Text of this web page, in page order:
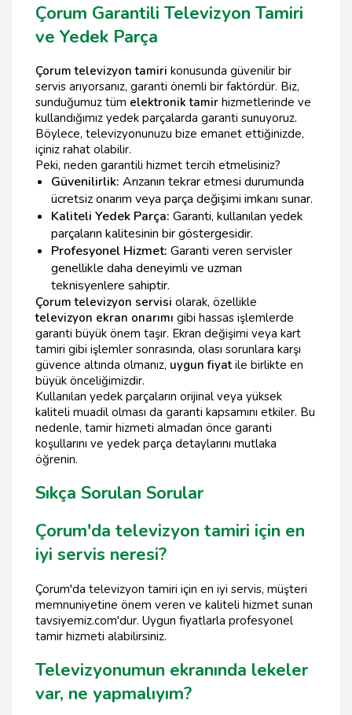
Çorum Garantili Televizyon Tamiri
ve Yedek Parça
Çorum televizyon tamiri konusunda güvenilir bir
servis arıyorsanız, garanti önemli bir faktördür. Biz,
sunduğumuz tüm elektronik tamir hizmetlerinde ve
kullandığımız yedek parçalarda garanti sunuyoruz.
Böylece, televizyonunuzu bize emanet ettiğinizde,
içiniz rahat olabilir.
Peki, neden garantili hizmet tercih etmelisiniz?
Güvenilirlik: Arızanın tekrar etmesi durumunda
ücretsiz onarım veya parça değişimi imkanı sunar.
Kaliteli Yedek Parça: Garanti, kullanılan yedek
parçaların kalitesinin bir göstergesidir.
Profesyonel Hizmet: Garanti veren servisler
genellikle daha deneyimli ve uzman
teknisyenlere sahiptir.
Çorum televizyon servisi olarak, özellikle
televizyon ekran onarımı gibi hassas işlemlerde
garanti büyük önem taşır. Ekran değişimi veya kart
tamiri gibi işlemler sonrasında, olası sorunlara karşı
güvence altında olmanız, uygun fiyat ile birlikte en
büyük önceliğimizdir.
Kullanılan yedek parçaların orijinal veya yüksek
kaliteli muadil olması da garanti kapsamını etkiler. Bu
nedenle, tamir hizmeti almadan önce garanti
koşullarını ve yedek parça detaylarını mutlaka
öğrenin.
Sıkça Sorulan Sorular
Çorum'da televizyon tamiri için en
iyi servis neresi?
Çorum'da televizyon tamiri için en iyi servis, müşteri
memnuniyetine önem veren ve kaliteli hizmet sunan
tavsiyemiz.com'dur. Uygun fiyatlarla profesyonel
tamir hizmeti alabilirsiniz.
Televizyonumun ekranında lekeler
var, ne yapmalıyım?